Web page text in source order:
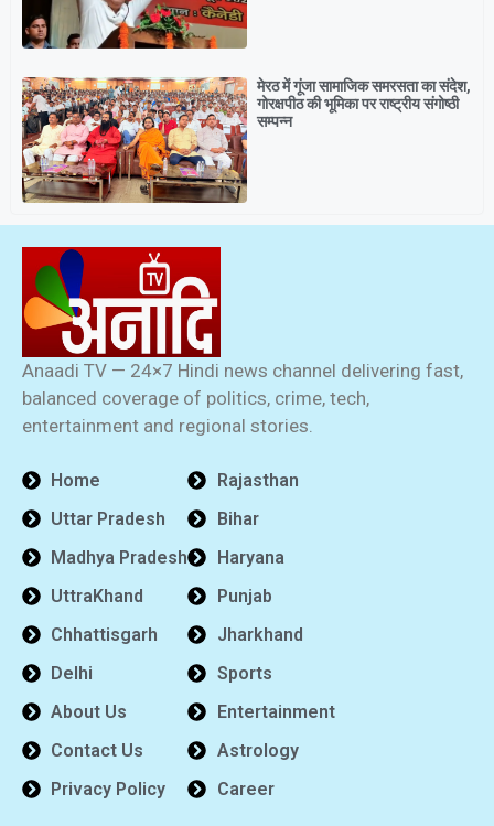
मेरठ में गूंजा सामाजिक समरसता का संदेश,
गोरक्षपीठ की भूमिका पर राष्ट्रीय संगोष्ठी
सम्पन्न
Anaadi TV — 24×7 Hindi news channel delivering fast,
balanced coverage of politics, crime, tech,
entertainment and regional stories.
Home
Uttar Pradesh
Madhya Pradesh
UttraKhand
Chhattisgarh
Delhi
About Us
Contact Us
Privacy Policy
Rajasthan
Bihar
Haryana
Punjab
Jharkhand
Sports
Entertainment
Astrology
Career